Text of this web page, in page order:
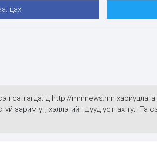
сэтгэгдэлд http://mmnews.mn
зарим үг, хэллэгийг шууд устгах тул Та